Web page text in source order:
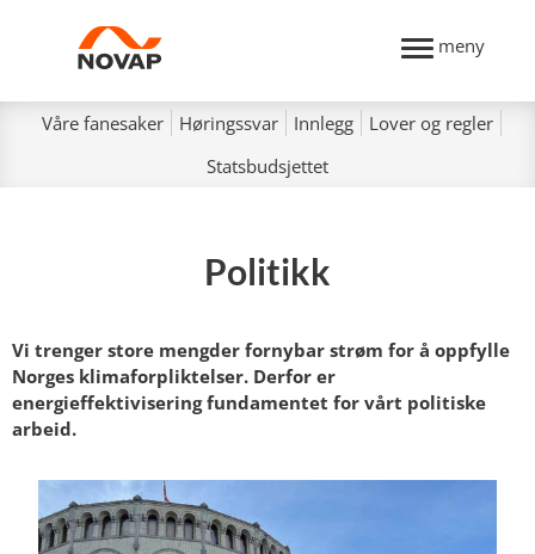
meny
Våre fanesaker Høringssvar Innlegg
Lover og regler
Statsbudsjettet
Politikk
Vi trenger store mengder fornybar strøm for å oppfylle
Norges klimaforpliktelser. Derfor er
energieffektivisering fundamentet for vårt politiske
arbeid.